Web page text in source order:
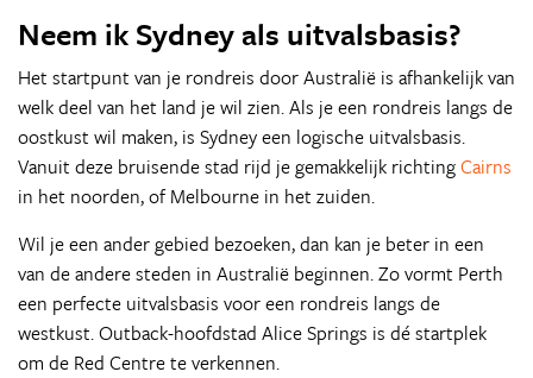
Neem ik Sydney als uitvalsbasis?
Het startpunt van je rondreis door Australië is afhankelijk van
welk deel van het land je wil zien. Als je een rondreis langs de
oostkust wil maken, is Sydney een logische uitvalsbasis.
Vanuit deze bruisende stad rijd je gemakkelijk richtingCairns
in het noorden, of Melbourne in het zuiden.
Wil je een ander gebied bezoeken, dan kan je beter in een
van de andere steden in Australië beginnen. Zo vormt Perth
een perfecte uitvalsbasis voor een rondreis langs de
westkust. Outback-hoofdstad Alice Springs is dé startplek
om de Red Centre te verkennen.